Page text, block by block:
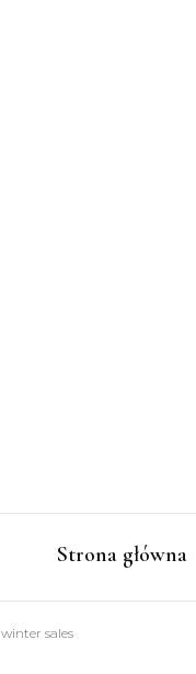
Strona główna
winter sales